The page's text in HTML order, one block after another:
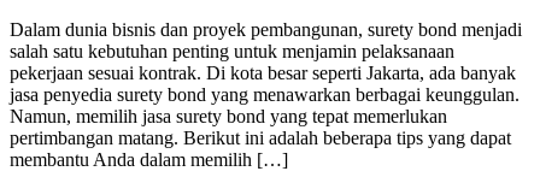
Dalam dunia bisnis dan proyek pembangunan, surety bond menjadi
salah satu kebutuhan penting untuk menjamin pelaksanaan
pekerjaan sesuai kontrak. Di kota besar seperti Jakarta, ada banyak
jasa penyedia surety bond yang menawarkan berbagai keunggulan.
Namun, memilih jasa surety bond yang tepat memerlukan
pertimbangan matang. Berikut ini adalah beberapa tips yang dapat
membantu Anda dalam memilih […]